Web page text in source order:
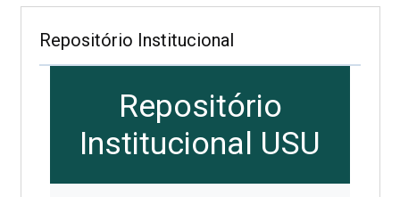
Repositório Institucional
Repositório
Institucional USU